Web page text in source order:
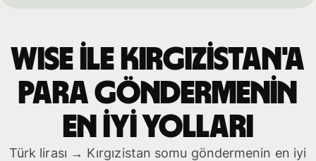
WISE İLE Kırgızistan'a
PARA GÖNDERMENİN
EN İYİ YOLLARI
Türk lirası → Kırgızistan somu göndermenin en iyi